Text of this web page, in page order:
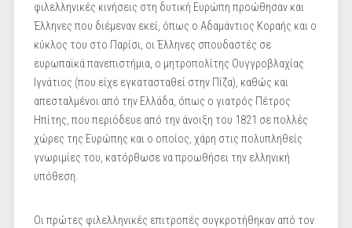
φιλελληνικές κινήσεις στη δυτική Ευρώπη προώθησαν και
Έλληνες που διέμεναν εκεί, όπως ο Αδαμάντιος Κοραής και ο
κύκλος του στο Παρίσι, οι Έλληνες σπουδαστές σε
ευρωπαϊκά πανεπιστήμια, ο μητροπολίτης Ουγγροβλαχίας
Ιγνάτιος (που είχε εγκατασταθεί στην Πίζα), καθώς και
απεσταλμένοι από την Ελλάδα, όπως ο γιατρός Πέτρος
Ηπίτης, που περιόδευε από την άνοιξη του 1821 σε πολλές
χώρες της Ευρώπης και ο οποίος, χάρη στις πολυπληθείς
γνωριμίες του, κατόρθωσε να προωθήσει την ελληνική
υπόθεση.
Οι πρώτες φιλελληνικές επιτροπές συγκροτήθηκαν από τον